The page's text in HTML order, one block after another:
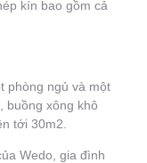
kín bao gồm cả
phòng ngủ và một
buồng xông khô
tới 30m2.
Wedo, gia đình